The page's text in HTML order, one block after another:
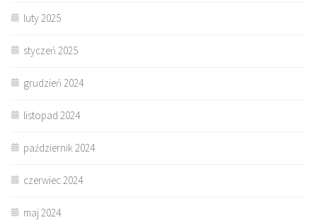
luty 2025
styczeń 2025
grudzień 2024
listopad 2024
październik 2024
czerwiec 2024
maj 2024